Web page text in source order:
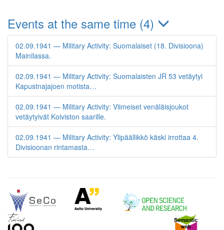
Events at the same time (4)
02.09.1941 — Military Activity: Suomalaiset (18. Divisioona)
Mainilassa.
02.09.1941 — Military Activity: Suomalaisten JR 53 vetäytyi
Kapustnajajoen motista…
02.09.1941 — Military Activity: Viimeiset venäläisjoukot
vetäytyivät Koiviston saarille.
02.09.1941 — Military Activity: Ylipäällikkö käski irrottaa 4.
Divisioonan rintamasta…